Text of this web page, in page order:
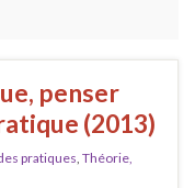
penser
(2013)
pratiques Théorie,